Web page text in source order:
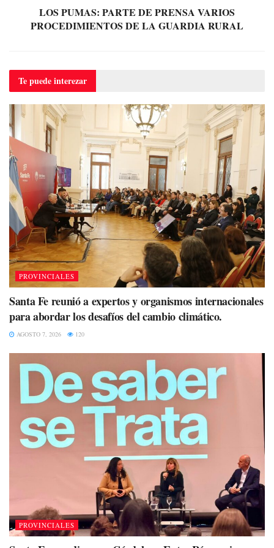
LOS PUMAS: PARTE DE PRENSA VARIOS
PROCEDIMIENTOS DE LA GUARDIA RURAL
Te puedeinterezar
PROVINCIALES
Santa Fe reunió a expertos y organismos internacionales
para abordar los desafíos del cambio climático.
AGOSTO 7, 2026 120
PROVINCIALES